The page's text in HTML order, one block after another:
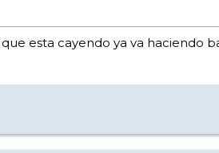
esta cayendo ya va haciendo